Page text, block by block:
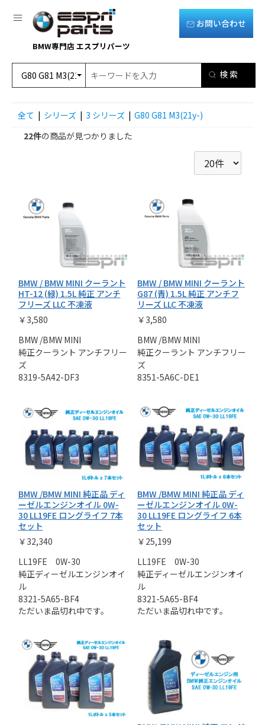
BMW専門店 エスプリパーツ
お問い合わせ
全て | シリーズ | 3 シリーズ | G80 G81 M3(21y-)
22件の商品が見つかりました
BMW / BMW MINI クーラント
HT-12 (緑) 1.5L 純正 アンチ
フリーズ LLC 不凍液
￥3,580
BMW /BMW MINI
純正クーラント アンチフリー
ズ
8319-5A42-DF3
BMW / BMW MINI クーラント
G87 (青) 1.5L 純正 アンチフ
リーズ LLC 不凍液
￥3,580
BMW /BMW MINI
純正クーラント アンチフリー
ズ
8351-5A6C-DE1
BMW /BMW MINI 純正品 ディ
ーゼルエンジンオイル 0W-
30 LL19FE ロングライフ 7本
セット
￥32,340
LL19FE 0W-30
純正ディーゼルエンジンオイ
ル
8321-5A65-BF4
ただいま品切れ中です。
BMW /BMW MINI 純正品 ディ
ーゼルエンジンオイル 0W-
30 LL19FE ロングライフ 6本
セット
￥25,199
LL19FE 0W-30
純正ディーゼルエンジンオイ
ル
8321-5A65-BF4
ただいま品切れ中です。